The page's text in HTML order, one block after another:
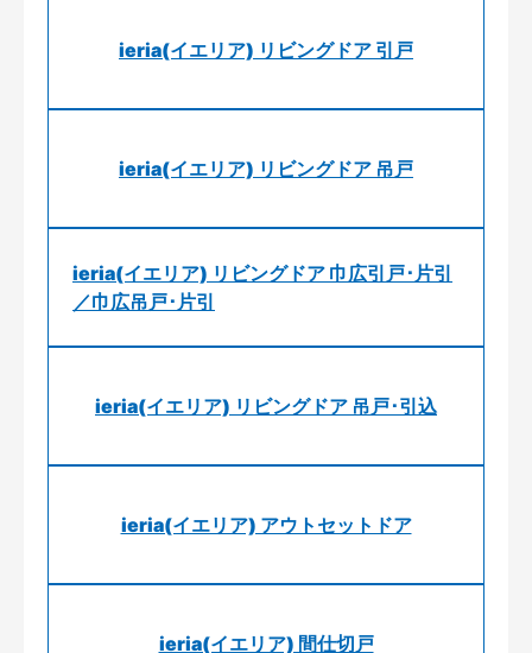
ieria(イエリア) リビングドア 引戸
ieria(イエリア) リビングドア 吊戸
ieria(イエリア) リビングドア 巾広引戸･片引
／巾広吊戸･片引
ieria(イエリア) リビングドア 吊戸･引込
ieria(イエリア) アウトセットドア
ieria(イエリア) 間仕切戸